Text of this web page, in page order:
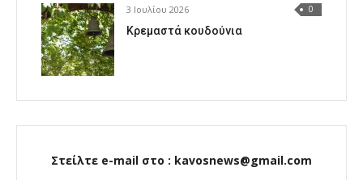
3 Ιουλίου 2026 0
Κρεμαστά κουδούνια
Στείλτε e-mail στο : kavosnews@gmail.com